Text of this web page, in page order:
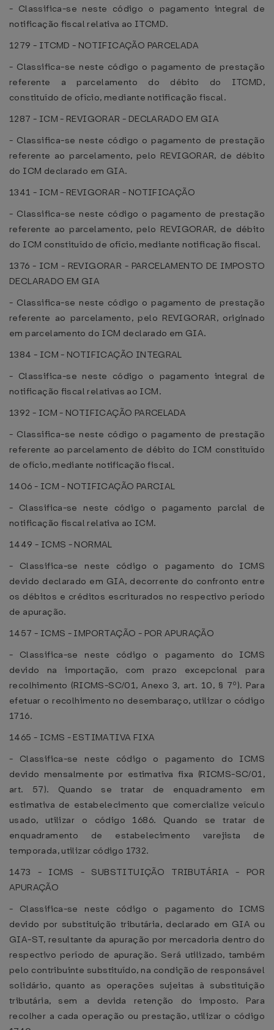
- Classifica-se neste código o pagamento integral de
notificação fiscal relativa ao ITCMD.
1279 - ITCMD - NOTIFICAÇÃO PARCELADA
- Classifica-se neste código o pagamento de prestação
referente a parcelamento do débito do ITCMD,
constituído de ofício, mediante notificação fiscal.
1287 - ICM - REVIGORAR - DECLARADO EM GIA
- Classifica-se neste código o pagamento de prestação
referente ao parcelamento, pelo REVIGORAR, de débito
do ICM declarado em GIA.
1341 - ICM - REVIGORAR - NOTIFICAÇÃO
- Classifica-se neste código o pagamento de prestação
referente ao parcelamento, pelo REVIGORAR, de débito
do ICM constituído de ofício, mediante notificação fiscal.
1376 - ICM - REVIGORAR - PARCELAMENTO DE IMPOSTO
DECLARADO EM GIA
- Classifica-se neste código o pagamento de prestação
referente ao parcelamento, pelo REVIGORAR, originado
em parcelamento do ICM declarado em GIA.
1384 - ICM - NOTIFICAÇÃO INTEGRAL
- Classifica-se neste código o pagamento integral de
notificação fiscal relativas ao ICM.
1392 - ICM - NOTIFICAÇÃO PARCELADA
- Classifica-se neste código o pagamento de prestação
referente ao parcelamento de débito do ICM constituído
de ofício, mediante notificação fiscal.
1406 - ICM - NOTIFICAÇÃO PARCIAL
- Classifica-se neste código o pagamento parcial de
notificação fiscal relativa ao ICM.
1449 - ICMS - NORMAL
- Classifica-se neste código o pagamento do ICMS
devido declarado em GIA, decorrente do confronto entre
os débitos e créditos escriturados no respectivo período
de apuração.
1457 - ICMS - IMPORTAÇÃO - POR APURAÇÃO
- Classifica-se neste código o pagamento do ICMS
devido na importação, com prazo excepcional para
recolhimento (RICMS-SC/01, Anexo 3, art. 10, § 7º). Para
efetuar o recolhimento no desembaraço, utilizar o código
1716.
1465 - ICMS - ESTIMATIVA FIXA
- Classifica-se neste código o pagamento do ICMS
devido mensalmente por estimativa fixa (RICMS-SC/01,
art. 57). Quando se tratar de enquadramento em
estimativa de estabelecimento que comercialize veículo
usado, utilizar o código 1686. Quando se tratar de
enquadramento de estabelecimento varejista de
temporada, utilizar código 1732.
1473 - ICMS - SUBSTITUIÇÃO TRIBUTÁRIA - POR
APURAÇÃO
- Classifica-se neste código o pagamento do ICMS
devido por substituição tributária, declarado em GIA ou
GIA-ST, resultante da apuração por mercadoria dentro do
respectivo período de apuração. Será utilizado, também
pelo contribuinte substituído, na condição de responsável
solidário, quanto as operações sujeitas à substituição
tributária, sem a devida retenção do imposto. Para
recolher a cada operação ou prestação, utilizar o código